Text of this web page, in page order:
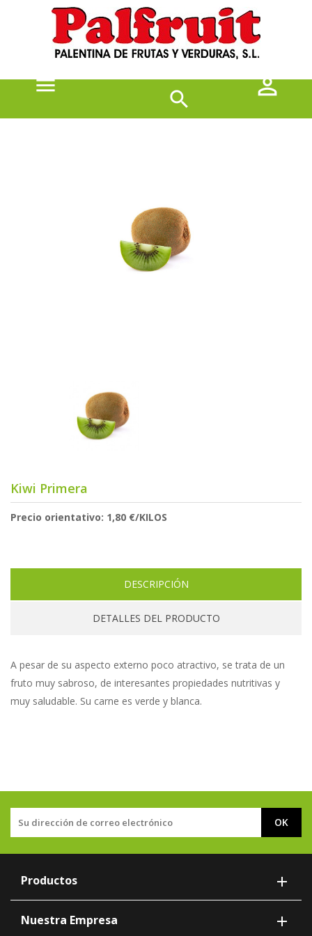
 

Kiwi Primera
Precio orientativo: 1,80 €/KILOS
DESCRIPCIÓN
DETALLES DEL PRODUCTO
A pesar de su aspecto externo poco atractivo, se trata de un
fruto muy sabroso, de interesantes propiedades nutritivas y
muy saludable. Su carne es verde y blanca.
Productos 
Nuestra Empresa 